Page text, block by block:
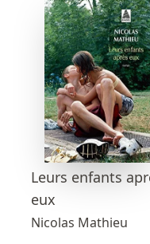
Leurs enfants
eux
Nicolas Mathieu